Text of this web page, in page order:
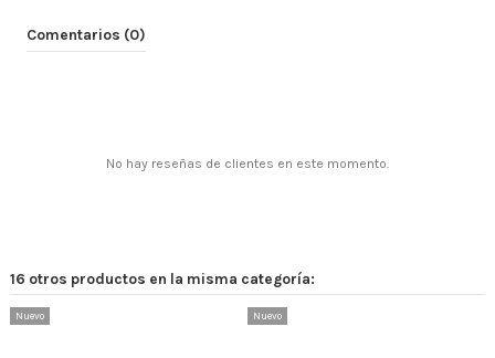
Comentarios (0)
No hay reseñas de clientes en este momento.
16 otros productos en la misma categoría:
Nuevo Nuevo